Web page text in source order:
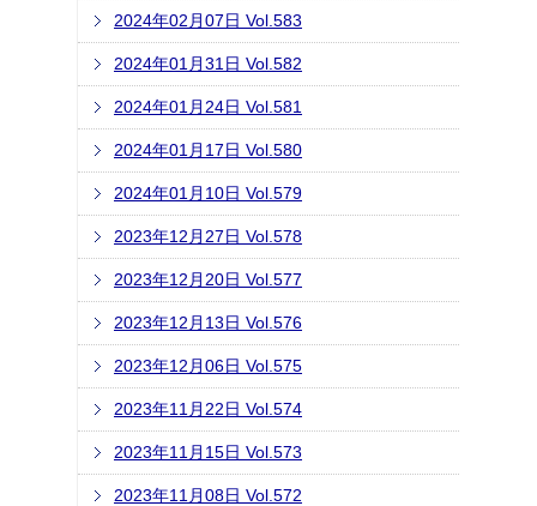
2024年02月07日 Vol.583
2024年01月31日 Vol.582
2024年01月24日 Vol.581
2024年01月17日 Vol.580
2024年01月10日 Vol.579
2023年12月27日 Vol.578
2023年12月20日 Vol.577
2023年12月13日 Vol.576
2023年12月06日 Vol.575
2023年11月22日 Vol.574
2023年11月15日 Vol.573
2023年11月08日 Vol.572